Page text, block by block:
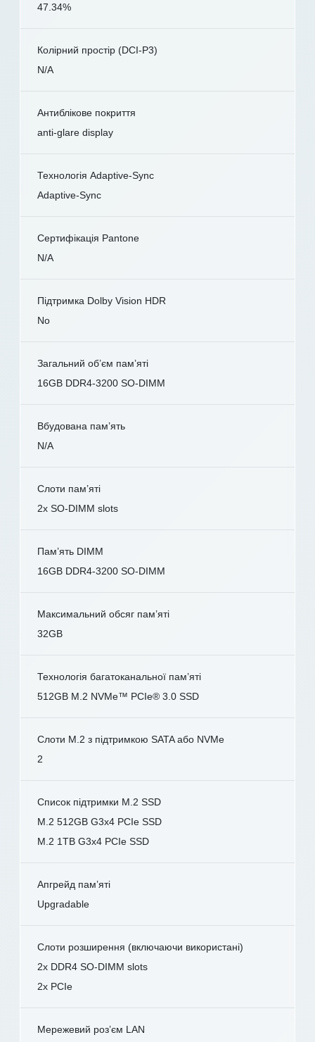
47.34%
Колірний простір (DCI-P3)
N/A
Антиблікове покриття
anti-glare display
Технологія Adaptive-Sync
Adaptive-Sync
Сертифікація Pantone
N/A
Підтримка Dolby Vision HDR
No
Загальний об’єм пам’яті
16GB DDR4-3200 SO-DIMM
Вбудована пам’ять
N/A
Слоти пам’яті
2x SO-DIMM slots
Пам’ять DIMM
16GB DDR4-3200 SO-DIMM
Максимальний обсяг пам’яті
32GB
Технологія багатоканальної пам’яті
512GB M.2 NVMe™ PCIe® 3.0 SSD
Слоти M.2 з підтримкою SATA або NVMe
2
Список підтримки M.2 SSD
M.2 512GB G3x4 PCIe SSD
M.2 1TB G3x4 PCIe SSD
Апгрейд пам’яті
Upgradable
Слоти розширення (включаючи використані)
2x DDR4 SO-DIMM slots
2x PCIe
Мережевий роз’єм LAN